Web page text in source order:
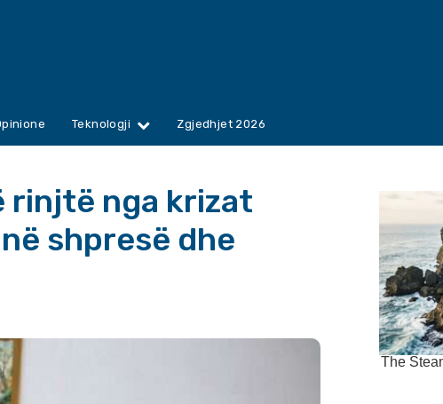
Teknologji Zgjedhjet 2026
rinjtë nga krizat
shpresë dhe